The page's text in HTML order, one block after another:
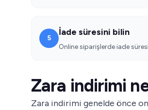
5
İade süresini bilin
Online siparişlerde iade
Zara indirimi
Zara indirimi genelde önce